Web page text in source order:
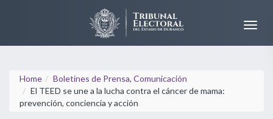
Home Boletines de Prensa, Comunicación
El TEED se une a la lucha contra el cáncer de mama:
prevención, conciencia y acción